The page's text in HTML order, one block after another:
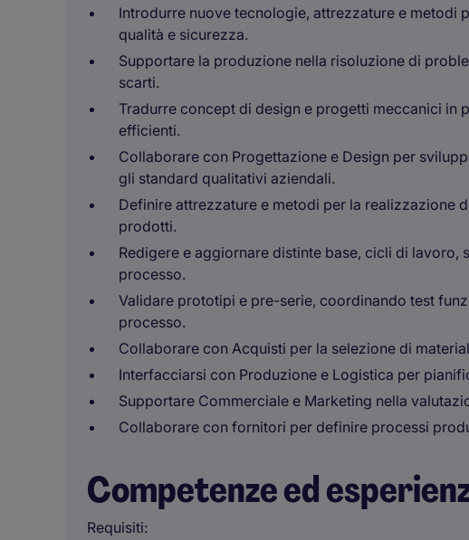
Introdurre nuove tecnologie, attrezzature e metodi
qualità e sicurezza.
Supportare la produzione nella risoluzione di
scarti.
Tradurre concept di design e progetti meccanici in
efficienti.
Collaborare con Progettazione e Design per
gli standard qualitativi aziendali.
Definire attrezzature e metodi per la realizzazione
prodotti.
Redigere e aggiornare distinte base, cicli di
processo.
Validare prototipi e pre-serie, coordinando test
processo.
Collaborare con Acquisti per la selezione di
Interfacciarsi con Produzione e Logistica per
Supportare Commerciale e Marketing nella
Collaborare con fornitori per definire processi
Competenze ed
Requisiti: